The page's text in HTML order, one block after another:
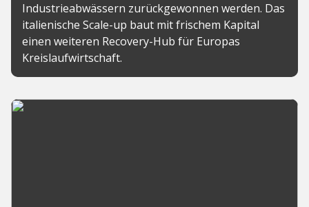
Industrieabwässern zurückgewonnen werden. Das
italienische Scale-up baut mit frischem Kapital
einen weiteren Recovery-Hub für Europas
Kreislaufwirtschaft.